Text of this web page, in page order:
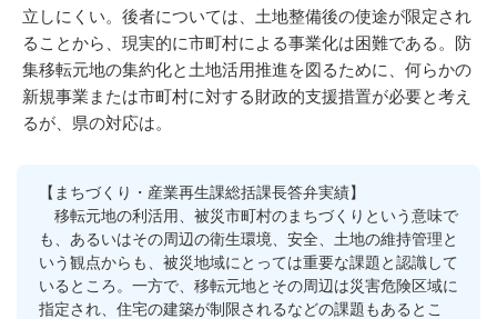
立しにくい。後者については、土地整備後の使途が限定され
ることから、現実的に市町村による事業化は困難である。防
集移転元地の集約化と土地活用推進を図るために、何らかの
新規事業または市町村に対する財政的支援措置が必要と考え
るが、県の対応は。
【まちづくり・産業再生課総括課長答弁実績】
移転元地の利活用、被災市町村のまちづくりという意味で
も、あるいはその周辺の衛生環境、安全、土地の維持管理と
いう観点からも、被災地域にとっては重要な課題と認識して
いるところ。一方で、移転元地とその周辺は災害危険区域に
指定され、住宅の建築が制限されるなどの課題もあるとこ